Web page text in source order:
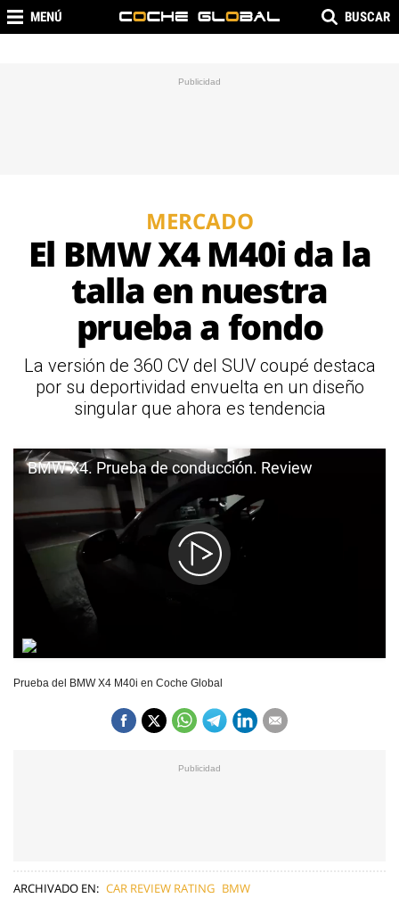
MENÚ BUSCAR
MERCADO
El BMW X4 M40i da la
talla en nuestra
prueba a fondo
La versión de 360 CV del SUV coupé destaca
por su deportividad envuelta en un diseño
singular que ahora es tendencia
Prueba del BMW X4 M40i en Coche Global
ARCHIVADO EN: CAR REVIEW RATING BMW